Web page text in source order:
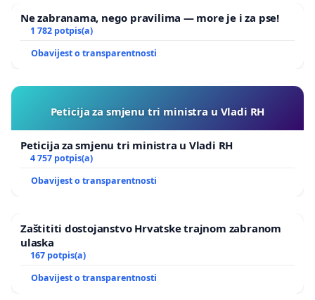
Ne zabranama, nego pravilima — more je i za pse!
1 782 potpis(a)
Obavijest o transparentnosti
Peticija za smjenu tri ministra u Vladi RH
Peticija za smjenu tri ministra u Vladi RH
4 757 potpis(a)
Obavijest o transparentnosti
Zaštititi dostojanstvo Hrvatske trajnom zabranom
ulaska
167 potpis(a)
Obavijest o transparentnosti